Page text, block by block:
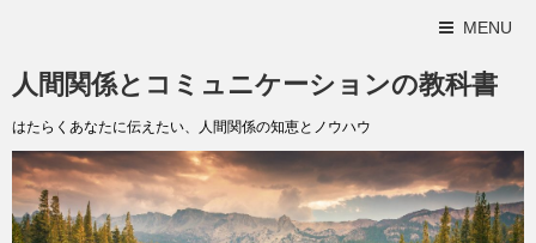
MENU
人間関係とコミュニケーションの教科書
はたらくあなたに伝えたい、人間関係の知恵とノウハウ